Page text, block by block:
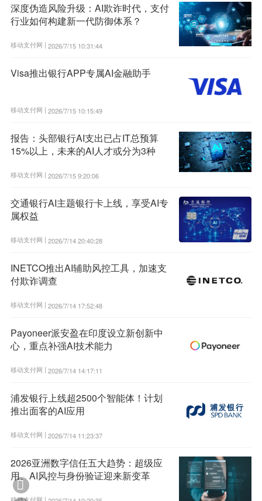
深度伪造风险升级：AI欺诈时代，支付
行业如何构建新一代防御体系？
移动支付网 | 2026/7/15 10:31:44
Visa推出银行APP专属AI金融助手
移动支付网 | 2026/7/15 10:15:49
报告：头部银行AI支出已占IT总预算
15%以上，未来的AI人才或分为3种
移动支付网 | 2026/7/15 9:20:06
交通银行AI主题银行卡上线，享受AI专
属权益
移动支付网 | 2026/7/14 20:40:28
INETCO推出AI辅助风控工具，加速支
付欺诈调查
移动支付网 | 2026/7/14 17:52:48
Payoneer派安盈在印度设立新创新中
心，重点补强AI技术能力
移动支付网 | 2026/7/14 14:17:11
浦发银行上线超2500个智能体！计划
推出面客的AI应用
移动支付网 | 2026/7/14 11:23:37
2026亚洲数字信任五大趋势：超级应
用、AI风控与身份验证迎来新变革
移动支付网 |
